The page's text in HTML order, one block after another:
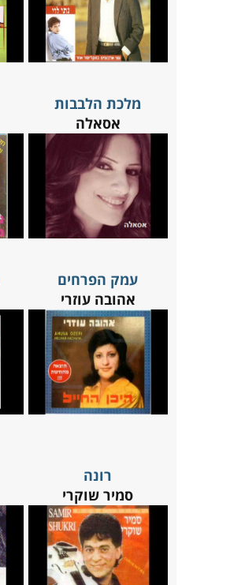
מלכת הלבבות
אסאלה
עמק הפרחים
אהובה עוזרי
רונה
סמיר שוקרי